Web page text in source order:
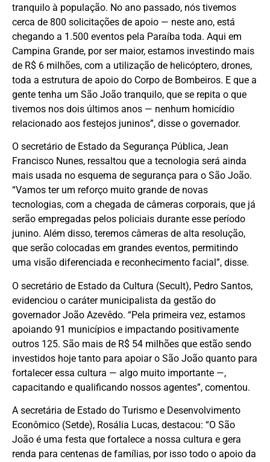
tranquilo à população. No ano passado, nós tivemos
cerca de 800 solicitações de apoio — neste ano, está
chegando a 1.500 eventos pela Paraíba toda. Aqui em
Campina Grande, por ser maior, estamos investindo mais
de R$ 6 milhões, com a utilização de helicóptero, drones,
toda a estrutura de apoio do Corpo de Bombeiros. E que a
gente tenha um São João tranquilo, que se repita o que
tivemos nos dois últimos anos — nenhum homicídio
relacionado aos festejos juninos”, disse o governador.
O secretário de Estado da Segurança Pública, Jean
Francisco Nunes, ressaltou que a tecnologia será ainda
mais usada no esquema de segurança para o São João.
“Vamos ter um reforço muito grande de novas
tecnologias, com a chegada de câmeras corporais, que já
serão empregadas pelos policiais durante esse período
junino. Além disso, teremos câmeras de alta resolução,
que serão colocadas em grandes eventos, permitindo
uma visão diferenciada e reconhecimento facial”, disse.
O secretário de Estado da Cultura (Secult), Pedro Santos,
evidenciou o caráter municipalista da gestão do
governador João Azevêdo. “Pela primeira vez, estamos
apoiando 91 municípios e impactando positivamente
outros 125. São mais de R$ 54 milhões que estão sendo
investidos hoje tanto para apoiar o São João quanto para
fortalecer essa cultura — algo muito importante —,
capacitando e qualificando nossos agentes”, comentou.
A secretária de Estado do Turismo e Desenvolvimento
Econômico (Setde), Rosália Lucas, destacou: “O São
João é uma festa que fortalece a nossa cultura e gera
renda para centenas de famílias, por isso todo o apoio da